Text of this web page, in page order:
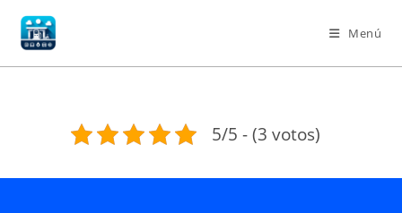
contenido
Menú
5/5 - (3 votos)